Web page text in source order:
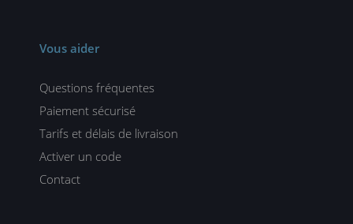
Vous aider
Questions fréquentes
Paiement sécurisé
Tarifs et délais de livraison
Activer un code
Contact